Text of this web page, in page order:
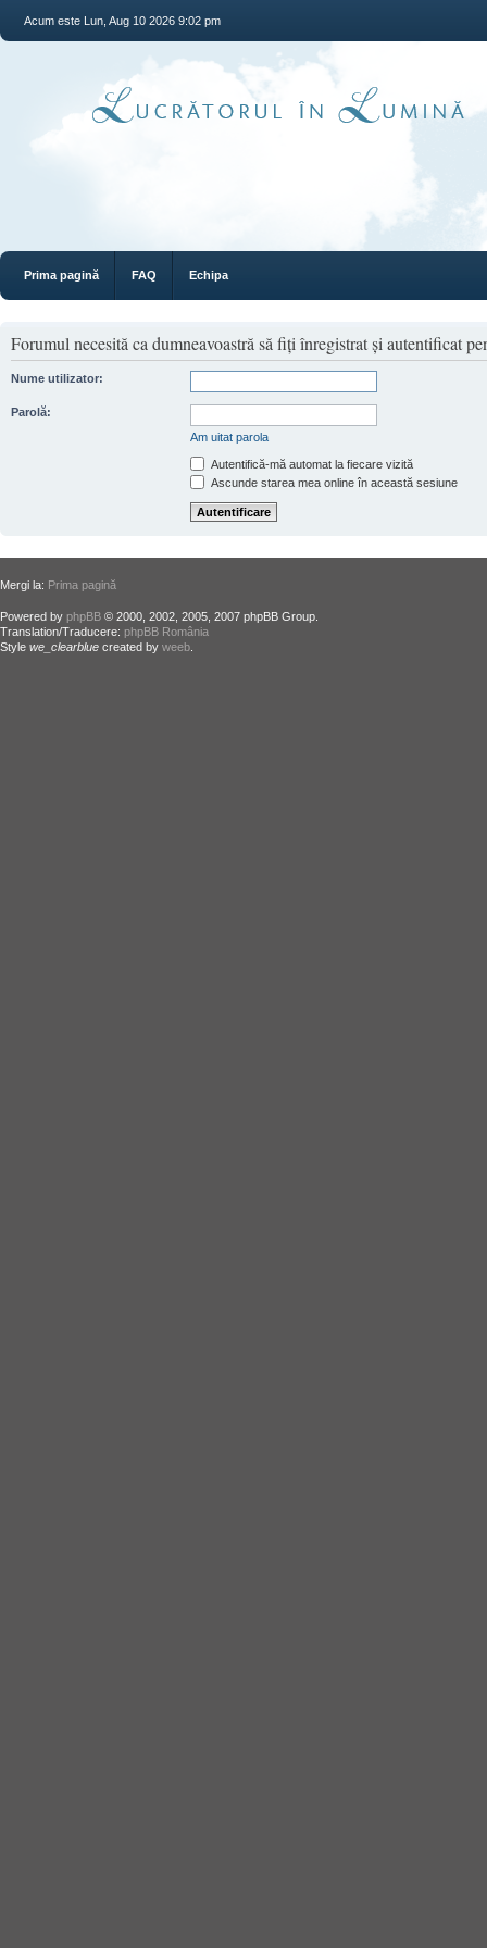
Acum este Lun, Aug 10 2026 9:02 pm
Prima pagină FAQ Echipa
Forumul necesită ca dumneavoastră să fiţi înregistrat şi autentificat
Nume utilizator:
Parolă:
Am uitat parola
Autentifică-mă automat la fiecare vizită
Ascunde starea mea online în această sesiune
Mergi la: Prima pagină
Powered by phpBB © 2000, 2002, 2005, 2007 phpBB Group.
Translation/Traducere: phpBB România
Style we_clearblue created by weeb